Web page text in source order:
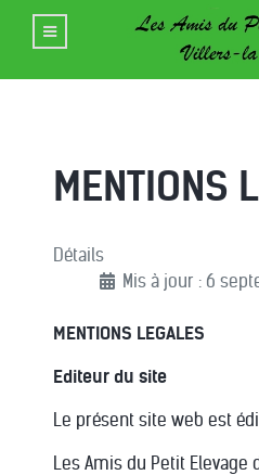
MENTIONS
Détails
Mis à jour : 6
MENTIONS LEGALES
Editeur du site
Le présent site web est
Les Amis du Petit Elevage